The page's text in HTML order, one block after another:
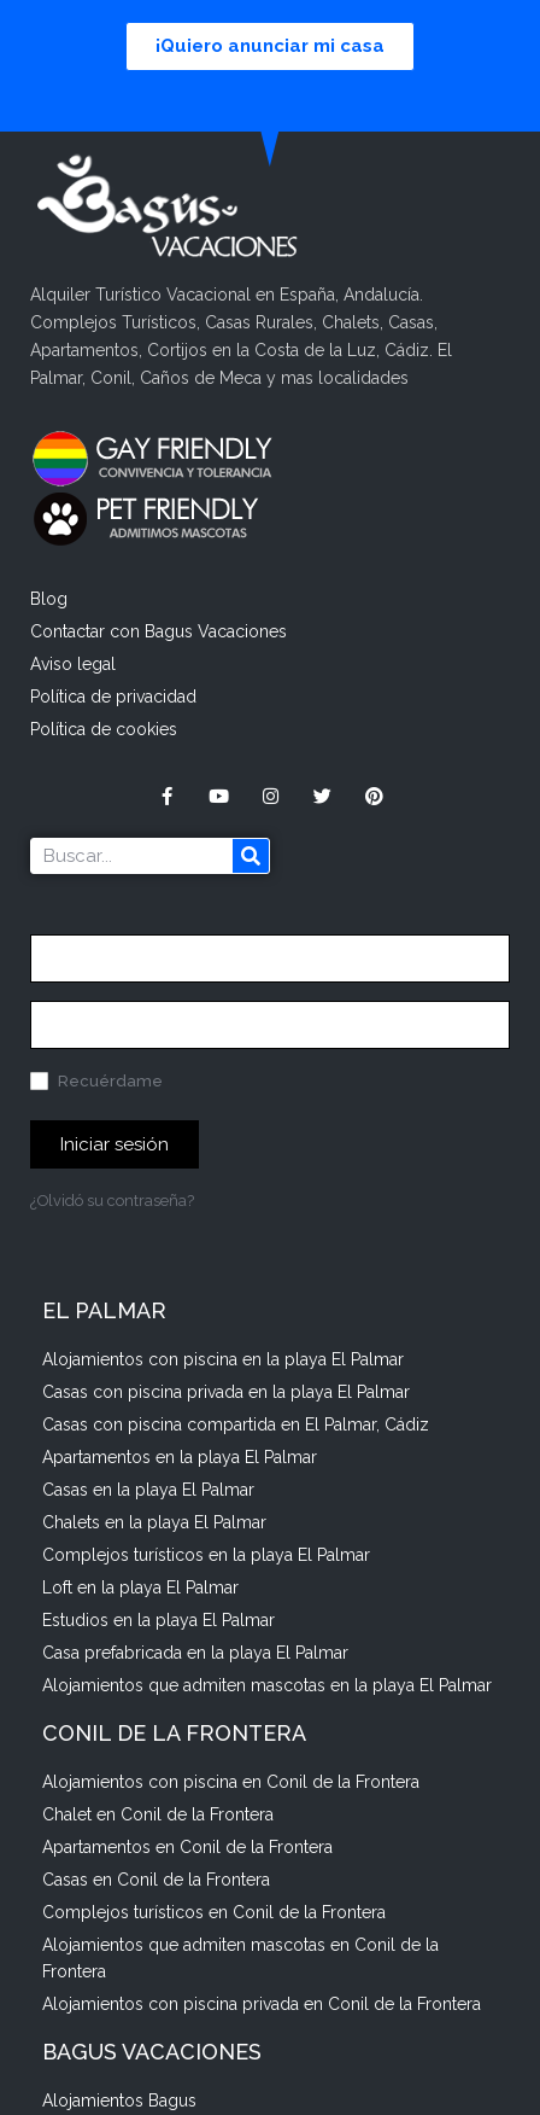
¡Quiero anunciar mi casa
Alquiler Turístico Vacacional en España, Andalucía.
Complejos Turísticos, Casas Rurales, Chalets, Casas,
Apartamentos, Cortijos en la Costa de la Luz, Cádiz. El
Palmar, Conil, Caños de Meca y mas localidades
Blog
Contactar con Bagus Vacaciones
Aviso legal
Política de privacidad
Política de cookies
Recuérdame
Iniciar sesión
¿Olvidó su contraseña?
EL PALMAR
Alojamientos con piscina en la playa El Palmar
Casas con piscina privada en la playa El Palmar
Casas con piscina compartida en El Palmar, Cádiz
Apartamentos en la playa El Palmar
Casas en la playa El Palmar
Chalets en la playa El Palmar
Complejos turísticos en la playa El Palmar
Loft en la playa El Palmar
Estudios en la playa El Palmar
Casa prefabricada en la playa El Palmar
Alojamientos que admiten mascotas en la playa El Palmar
CONIL DE LA FRONTERA
Alojamientos con piscina en Conil de la Frontera
Chalet en Conil de la Frontera
Apartamentos en Conil de la Frontera
Casas en Conil de la Frontera
Complejos turísticos en Conil de la Frontera
Alojamientos que admiten mascotas en Conil de la
Frontera
Alojamientos con piscina privada en Conil de la Frontera
BAGUS VACACIONES
Alojamientos Bagus